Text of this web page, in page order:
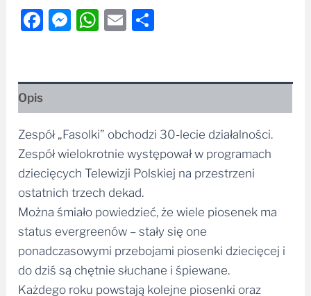
Facebook
Messenger
WhatsApp
Email
Opis
Zespół „Fasolki” obchodzi 30-lecie działalności.
Zespół wielokrotnie występował w programach
dziecięcych Telewizji Polskiej na przestrzeni
ostatnich trzech dekad.
Można śmiało powiedzieć, że wiele piosenek ma
status evergreenów – stały się one
ponadczasowymi przebojami piosenki dziecięcej i
do dziś są chętnie słuchane i śpiewane.
Każdego roku powstają kolejne piosenki oraz